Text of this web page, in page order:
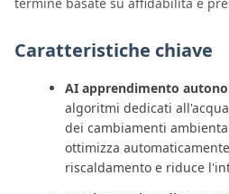
Caratteristiche chiave
AI apprendimento
algoritmi dedicati
dei cambiamenti
ottimizza
riscaldamento e riduce